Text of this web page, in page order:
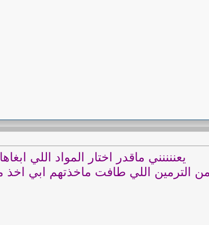
يعننننني ماقدر اختار المواد اللي ابغاها